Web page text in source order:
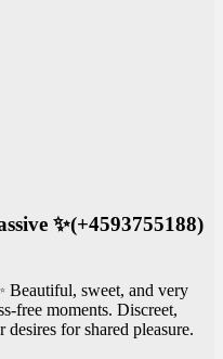
✨(+4593755188)
Beautiful, sweet, and very
free moments. Discreet,
for shared pleasure.